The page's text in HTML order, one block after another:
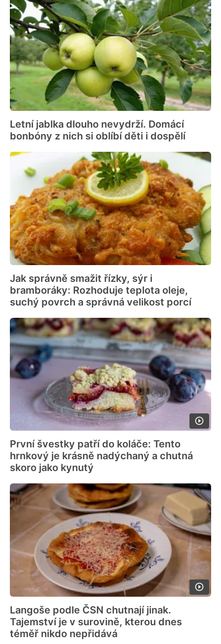
Letní jablka dlouho nevydrží. Domácí
bonbóny z nich si oblíbí děti i dospělí
Jak správně smažit řízky, sýr i
bramboráky: Rozhoduje teplota oleje,
suchý povrch a správná velikost porcí
První švestky patří do koláče: Tento
hrnkový je krásně nadýchaný a chutná
skoro jako kynutý
Langoše podle ČSN chutnají jinak.
Tajemství je v surovině, kterou dnes
téměř nikdo nepřidává